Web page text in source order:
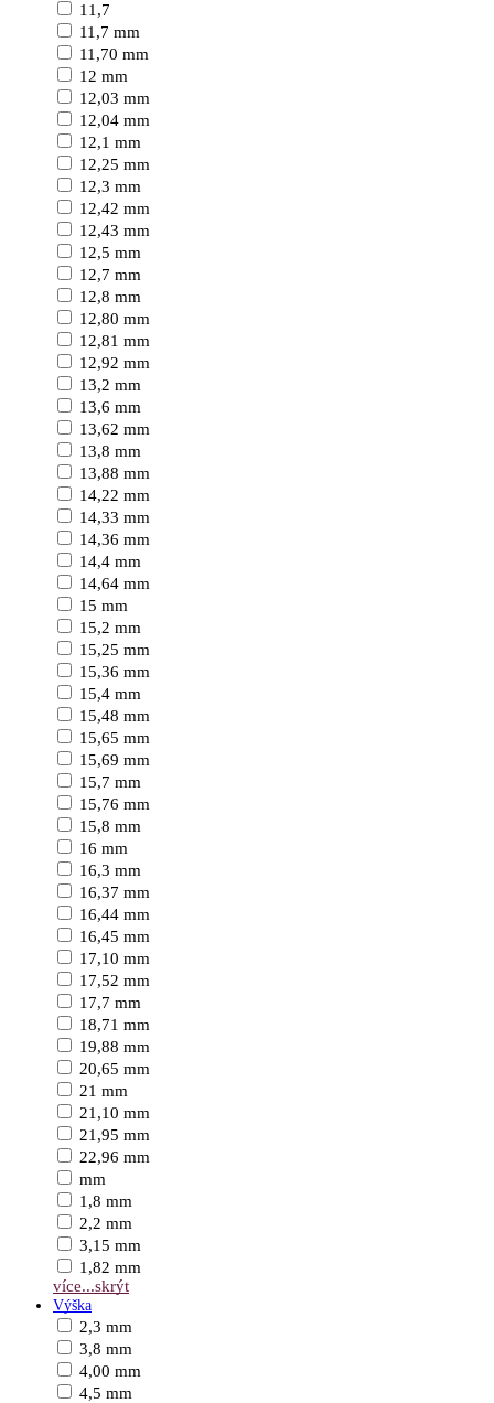
11,7
11,7 mm
11,70 mm
12 mm
12,03 mm
12,04 mm
12,1 mm
12,25 mm
12,3 mm
12,42 mm
12,43 mm
12,5 mm
12,7 mm
12,8 mm
12,80 mm
12,81 mm
12,92 mm
13,2 mm
13,6 mm
13,62 mm
13,8 mm
13,88 mm
14,22 mm
14,33 mm
14,36 mm
14,4 mm
14,64 mm
15 mm
15,2 mm
15,25 mm
15,36 mm
15,4 mm
15,48 mm
15,65 mm
15,69 mm
15,7 mm
15,76 mm
15,8 mm
16 mm
16,3 mm
16,37 mm
16,44 mm
16,45 mm
17,10 mm
17,52 mm
17,7 mm
18,71 mm
19,88 mm
20,65 mm
21 mm
21,10 mm
21,95 mm
22,96 mm
mm
1,8 mm
2,2 mm
3,15 mm
1,82 mm
více...skrýt
Výška
2,3 mm
3,8 mm
4,00 mm
4,5 mm